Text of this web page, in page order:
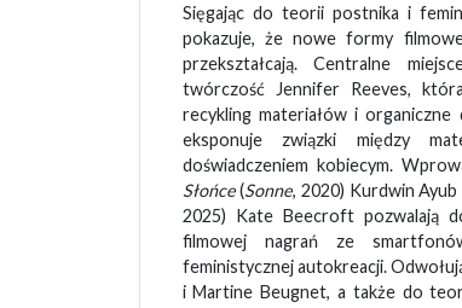
Sięgając do teorii postnika i
pokazuje, że nowe formy
przekształcają. Centralne
twórczość Jennifer Reeves,
recykling materiałów i organiczne
eksponuje związki między
doświadczeniem kobiecym.
Słońce(Sonne, 2020) Kurdwin Ayub
2025) Kate Beecroft pozwalają
filmowej nagrań ze
feministycznej autokreacji.
i Martine Beugnet, a także do